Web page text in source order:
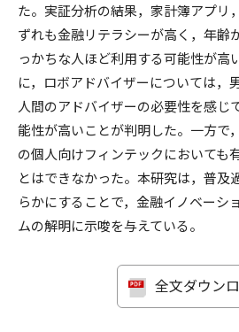
た。実証分析の結果，家計簿アプリ
ずれも金融リテラシーが高く，年齢
っかちな人ほど利用する可能性が高
に，ロボアドバイザーについては，
人間のアドバイザーの必要性を感じ
能性が高いことが判明した。一方で
の個人向けフィンテックにおいても
とはできなかった。本研究は，普及
らかにすることで，金融イノベーシ
ムの解明に示唆を与えている。
全文ダウン